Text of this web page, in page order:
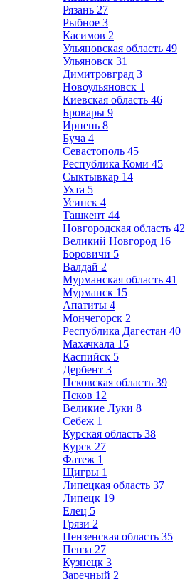
Рязань 27
Рыбное 3
Касимов 2
Ульяновская область 49
Ульяновск 31
Димитровград 3
Новоульяновск 1
Киевская область 46
Бровары 9
Ирпень 8
Буча 4
Севастополь 45
Республика Коми 45
Сыктывкар 14
Ухта 5
Усинск 4
Ташкент 44
Новгородская область 42
Великий Новгород 16
Боровичи 5
Валдай 2
Мурманская область 41
Мурманск 15
Апатиты 4
Мончегорск 2
Республика Дагестан 40
Махачкала 15
Каспийск 5
Дербент 3
Псковская область 39
Псков 12
Великие Луки 8
Себеж 1
Курская область 38
Курск 27
Фатеж 1
Щигры 1
Липецкая область 37
Липецк 19
Елец 5
Грязи 2
Пензенская область 35
Пенза 27
Кузнецк 3
Заречный 2